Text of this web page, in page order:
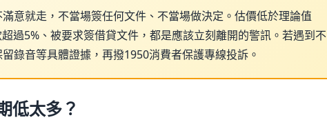
意就走，不當場簽任何文件、不當場做決定。估價低於理論值
過5%、被要求簽借貸文件，都是應該立刻離開的警訊。若遇到不
錄音等具體證據，再撥1950消費者保護專線投訴。
低太多？